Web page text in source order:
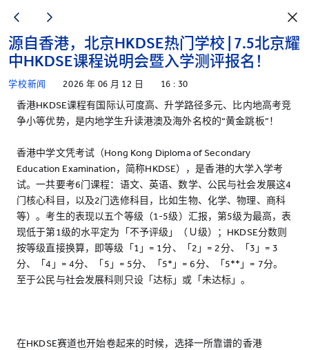
源自香港，北京HKDSE热门学校 | 7.5北京耀
中HKDSE课程说明会暨入学测评报名！
学校新闻 2026 年 06 月 12 日 16 : 30
香港HKDSE课程有国际认可度高、升学路径多元、比内地高考竞
争小等优势，是内地学生升读港澳及海外名校的“黄金跳板”！
香港中学文凭考试（Hong Kong Diploma of Secondary
Education Examination，简称HKDSE），是香港的大学入学考
试。一共要考6门课程：语文、英语、数学、公民与社会发展这4
门核心科目，以及2门选修科目，比如生物、化学、物理、商科
等）。考生的表现以五个等级（1-5级）汇报，第5级为最高，表
现低于第1级的水平定为「不予评级」（Ｕ级）；HKDSE分数则
按等级直接换算，即等级「1」= 1分、「2」= 2分、「3」= 3
分、「4」= 4分、「5」= 5分、「5*」= 6分、「5**」= 7分。
至于公民与社会发展科则只设「达标」或「未达标」。
在HKDSE赛道也开始卷起来的时候，选择一所靠谱的香港